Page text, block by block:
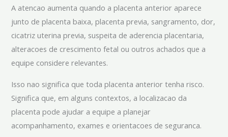
A atencao aumenta quando a placenta anterior aparece
junto de placenta baixa, placenta previa, sangramento, dor,
cicatriz uterina previa, suspeita de aderencia placentaria,
alteracoes de crescimento fetal ou outros achados que a
equipe considere relevantes.
Isso nao significa que toda placenta anterior tenha risco.
Significa que, em alguns contextos, a localizacao da
placenta pode ajudar a equipe a planejar
acompanhamento, exames e orientacoes de seguranca.